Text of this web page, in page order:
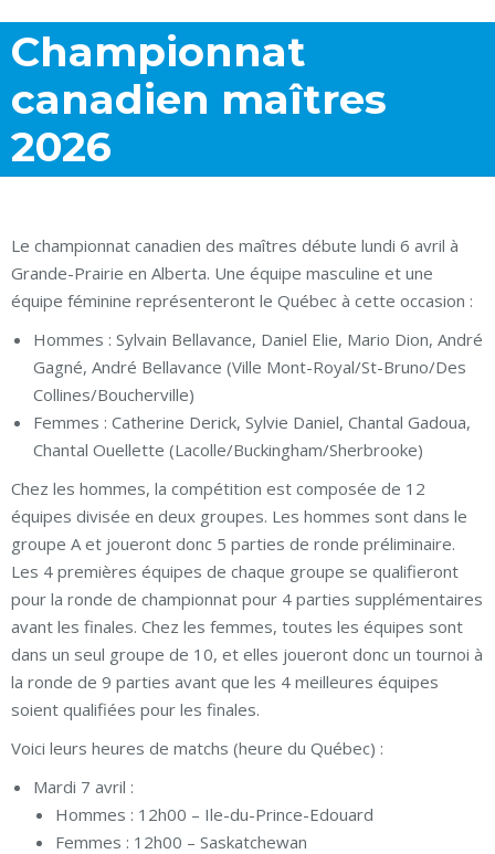
Championnat
canadien maîtres
2026
Le championnat canadien des maîtres débute lundi 6 avril à
Grande-Prairie en Alberta. Une équipe masculine et une
équipe féminine représenteront le Québec à cette occasion :
Hommes : Sylvain Bellavance, Daniel Elie, Mario Dion, André
Gagné, André Bellavance (Ville Mont-Royal/St-Bruno/Des
Collines/Boucherville)
Femmes : Catherine Derick, Sylvie Daniel, Chantal Gadoua,
Chantal Ouellette (Lacolle/Buckingham/Sherbrooke)
Chez les hommes, la compétition est composée de 12
équipes divisée en deux groupes. Les hommes sont dans le
groupe A et joueront donc 5 parties de ronde préliminaire.
Les 4 premières équipes de chaque groupe se qualifieront
pour la ronde de championnat pour 4 parties supplémentaires
avant les finales. Chez les femmes, toutes les équipes sont
dans un seul groupe de 10, et elles joueront donc un tournoi à
la ronde de 9 parties avant que les 4 meilleures équipes
soient qualifiées pour les finales.
Voici leurs heures de matchs (heure du Québec) :
Mardi 7 avril :
Hommes : 12h00 – Ile-du-Prince-Edouard
Femmes : 12h00 – Saskatchewan